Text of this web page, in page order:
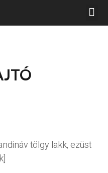
tölgy lakk, ezüst